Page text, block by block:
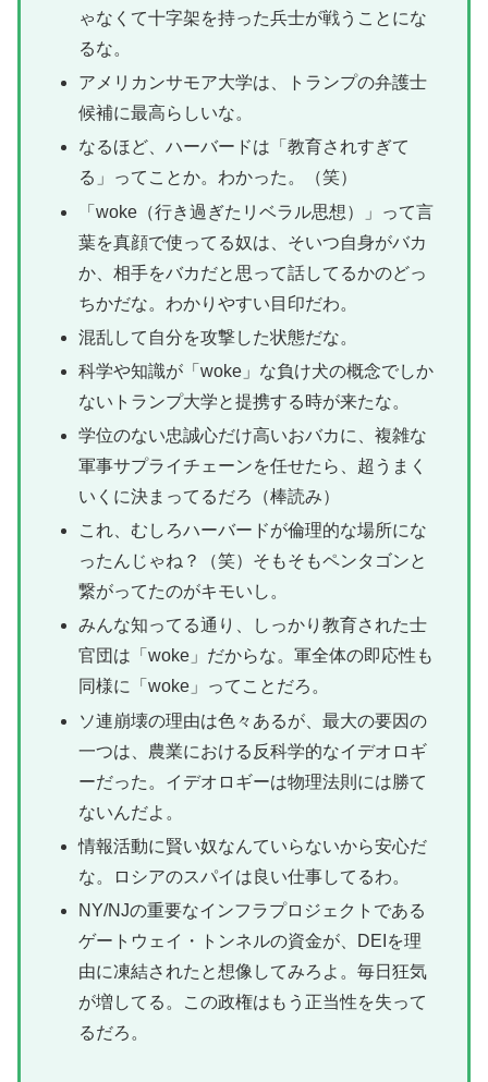
ゃなくて十字架を持った兵士が戦うことにな
るな。
アメリカンサモア大学は、トランプの弁護士
候補に最高らしいな。
なるほど、ハーバードは「教育されすぎて
る」ってことか。わかった。（笑）
「woke（行き過ぎたリベラル思想）」って言
葉を真顔で使ってる奴は、そいつ自身がバカ
か、相手をバカだと思って話してるかのどっ
ちかだな。わかりやすい目印だわ。
混乱して自分を攻撃した状態だな。
科学や知識が「woke」な負け犬の概念でしか
ないトランプ大学と提携する時が来たな。
学位のない忠誠心だけ高いおバカに、複雑な
軍事サプライチェーンを任せたら、超うまく
いくに決まってるだろ（棒読み）
これ、むしろハーバードが倫理的な場所にな
ったんじゃね？（笑）そもそもペンタゴンと
繋がってたのがキモいし。
みんな知ってる通り、しっかり教育された士
官団は「woke」だからな。軍全体の即応性も
同様に「woke」ってことだろ。
ソ連崩壊の理由は色々あるが、最大の要因の
一つは、農業における反科学的なイデオロギ
ーだった。イデオロギーは物理法則には勝て
ないんだよ。
情報活動に賢い奴なんていらないから安心だ
な。ロシアのスパイは良い仕事してるわ。
NY/NJの重要なインフラプロジェクトである
ゲートウェイ・トンネルの資金が、DEIを理
由に凍結されたと想像してみろよ。毎日狂気
が増してる。この政権はもう正当性を失って
るだろ。